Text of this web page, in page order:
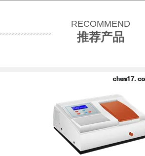
RECOMMEND
推荐产品